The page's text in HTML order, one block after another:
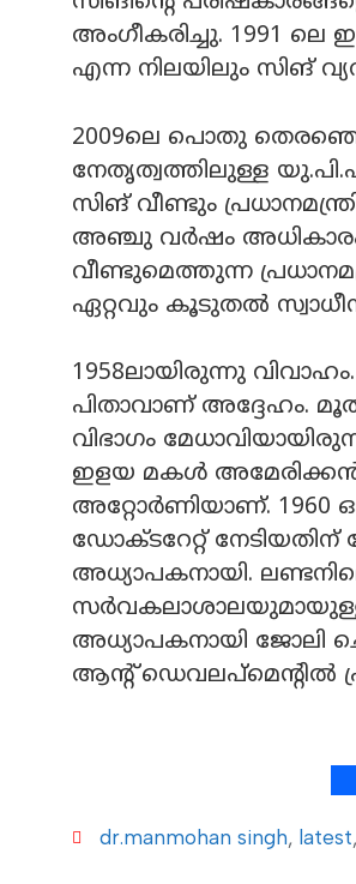
അംഗീകരിച്ചു. 1991
എന്ന നിലയിലും സിങ്
2009ലെ പൊതു
നേതൃത്വത്തിലുള്ള
സിങ് വീണ്ടും
അഞ്ചു വര്‍ഷം അധികാരം
വീണ്ടുമെത്തുന്ന
ഏറ്റവും കൂടുതല്‍
1958ലായിരുന്നു
പിതാവാണ് അദ്ദേഹം.
വിഭാഗം
ഇളയ മകള്‍ അമേരിക്കന്‍
അറ്റോര്‍ണിയാണ്.
ഡോക്ടറേറ്റ്
അധ്യാപകനായി.
സര്‍വകലാശാലയുമായുള്ള
അധ്യാപകനായി ജോലി
ആന്റ് ഡെവലപ്‌മെന്റില്‍
dr.manmohan singh, latest,